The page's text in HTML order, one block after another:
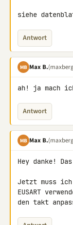
siehe
Antwort
MB Max B.
ah! ja mach
Antwort
MB Max B.
Hey danke!
Jetzt muss ich
EUSART
den takt